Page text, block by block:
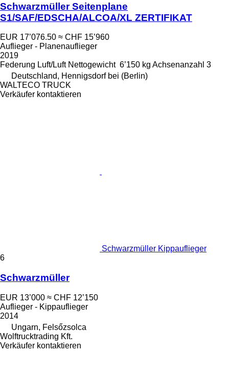
Schwarzmüller Seitenplane
S1/SAF/EDSCHA/ALCOA/XL ZERTIFIKAT
EUR 17’076.50 ≈ CHF 15’960
Auflieger - Planenauflieger
2019
Federung Luft/Luft Nettogewicht 6’150 kg Achsenanzahl 3
Deutschland, Hennigsdorf bei (Berlin)
WALTECO TRUCK
Verkäufer kontaktieren
Schwarzmüller Kippauflieger
6
Schwarzmüller
EUR 13’000 ≈ CHF 12’150
Auflieger - Kippauflieger
2014
Ungarn, Felsőzsolca
Wolftrucktrading Kft.
Verkäufer kontaktieren